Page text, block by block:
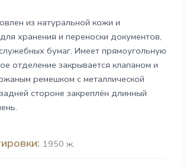
из натуральной кожи и
хранения и переноски документов,
бумаг. Имеет прямоугольную
отделение закрывается клапаном и
ремешком с металлической
стороне закреплён длинный
1950 ж.